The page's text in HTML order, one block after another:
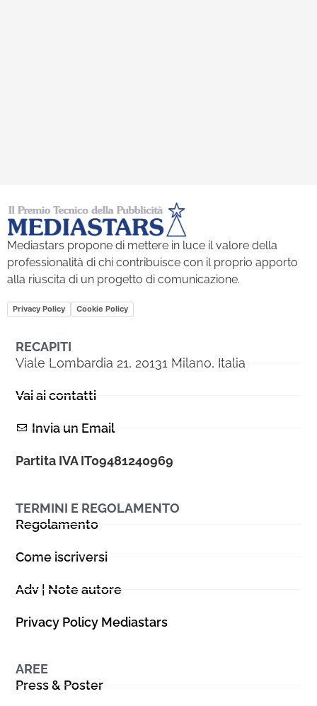
Mediastars propone di mettere in luce il valore della
professionalità di chi contribuisce con il proprio apporto
alla riuscita di un progetto di comunicazione.
Privacy Policy Cookie Policy
RECAPITI
Viale Lombardia 21, 20131 Milano, Italia
Vai ai contatti
Invia un Email
Partita IVA IT09481240969
TERMINI E REGOLAMENTO
Regolamento
Come iscriversi
Adv | Note autore
Privacy Policy Mediastars
AREE
Press & Poster